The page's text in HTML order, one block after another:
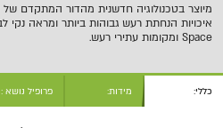
Space ומקומות עתירי רעש.
כללי: מידות: פרופיל נושא :